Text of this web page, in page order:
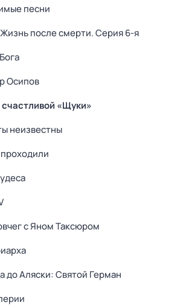
песни
после смерти. Серия 6-я
Осипов
«Щуки»
неизвестны
с Яном Таксюром
до Аляски: Святой Герман